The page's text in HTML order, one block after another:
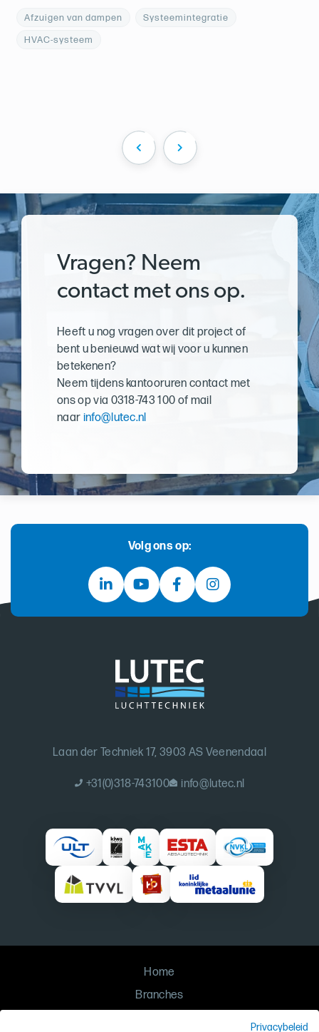
Afzuigen van dampen
Systeemintegratie
HVAC-systeem
Vragen? Neem
contact met ons op.
Heeft u nog vragen over dit project of
bent u benieuwd wat wij voor u kunnen
betekenen?
Neem tijdens kantooruren contact met
ons op via 0318-743 100 of mail
naar info@lutec.nl
Volg ons op:
Laan der Techniek 17, 3903 AS Veenendaal
+31(0)318-743100 info@lutec.nl
Home
Branches
Privacybeleid